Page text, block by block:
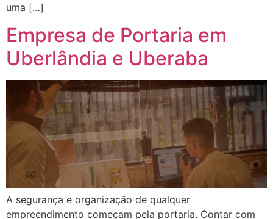
uma […]
Empresa de Portaria em
Uberlândia e Uberaba
A segurança e organização de qualquer
empreendimento começam pela portaria. Contar com